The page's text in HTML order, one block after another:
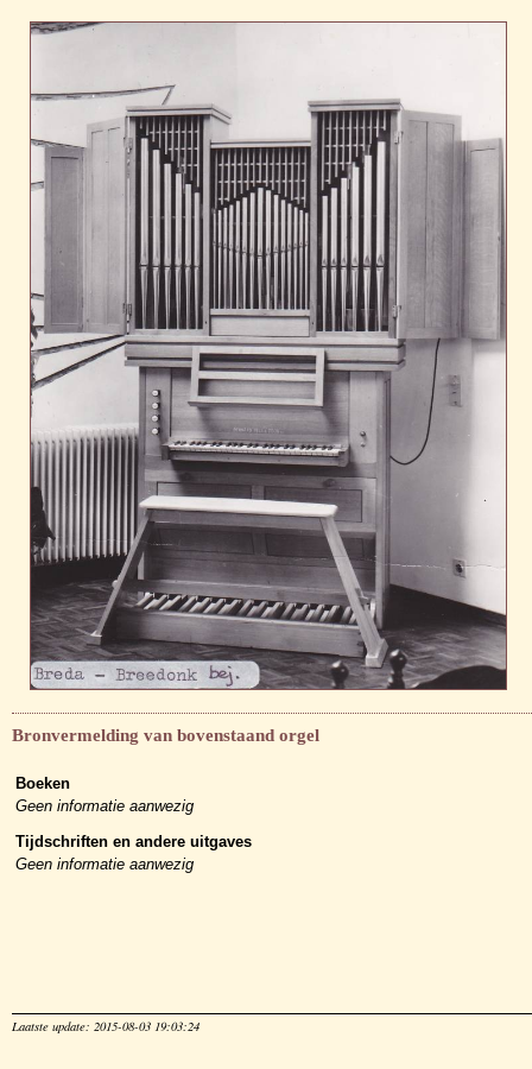
Bronvermelding van bovenstaand orgel
Boeken
Geen informatie aanwezig
Tijdschriften en andere uitgaves
Geen informatie aanwezig
Laatste update: 2015-08-03 19:03:24